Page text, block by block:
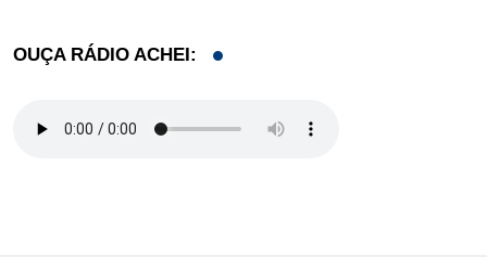
OUÇA RÁDIO ACHEI: